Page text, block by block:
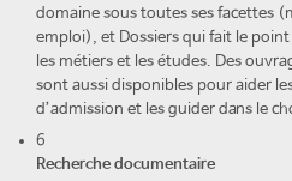
domaine sous toutes ses facettes
emploi), et Dossiers qui fait le point
les métiers et les études. Des
sont aussi disponibles pour aider
d’admission et les guider dans le
6
Recherche documentaire